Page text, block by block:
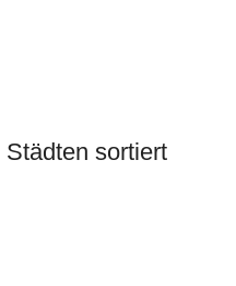
sortiert